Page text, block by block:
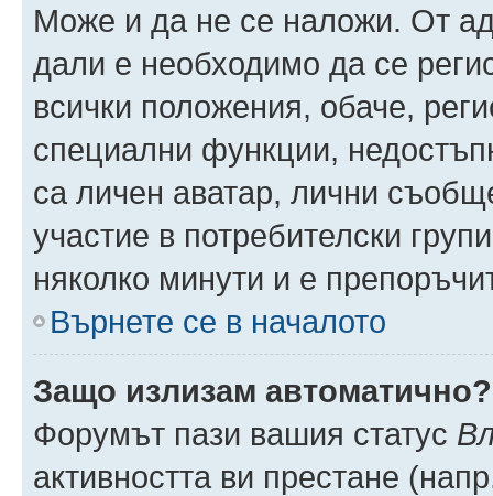
Може и да не се наложи. От
дали е необходимо да се
всички положения, обаче,
специални функции,
са личен аватар, лични
участие в потребителски
няколко минути и е
Върнете се в началото
Защо излизам автоматично?
Форумът пази вашия статус
активността ви престане